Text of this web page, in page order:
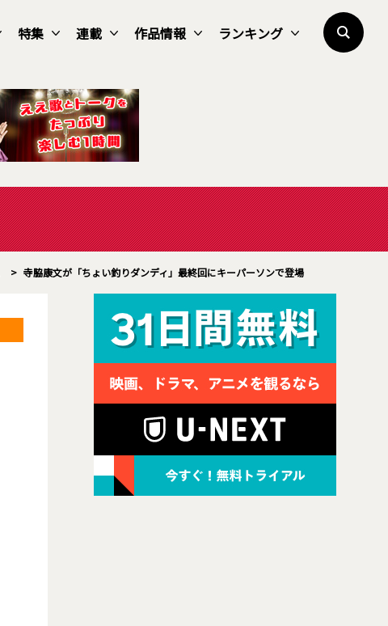
特集 連載 作品情報 ランキング
> 寺脇康文が「ちょい釣りダンディ」最終回にキーパーソンで登場